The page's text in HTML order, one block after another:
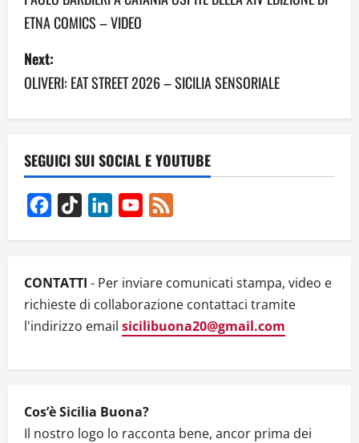
s
t
n
v
i
g
a
t
i
o
n
ETNA COMICS – VIDEO
Next:
OLIVERI: EAT STREET 2026 – SICILIA SENSORIALE
SEGUICI SUI SOCIAL E YOUTUBE
Facebook
TikTok LinkedInYouTube
CONTATTI - Per inviare comunicati stampa, video e
richieste di collaborazione contattaci tramite
l'indirizzo email sicilibuona20@gmail.com
Cos’è Sicilia Buona?
Il nostro logo lo racconta bene, ancor prima dei